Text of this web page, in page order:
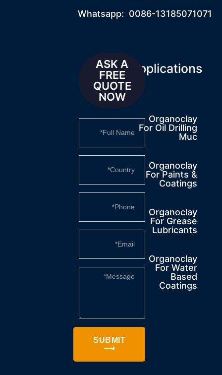
Whatsapp: 0086-13185071071
Applications
Organoclay
For Oil Drilling
Muc
Organoclay
For Paints &
Coatings
Organoclay
For Grease
Lubricants
Organoclay
For Water
Based
Coatings
ASK A
FREE
QUOTE
NOW
SUBMIT
⟶